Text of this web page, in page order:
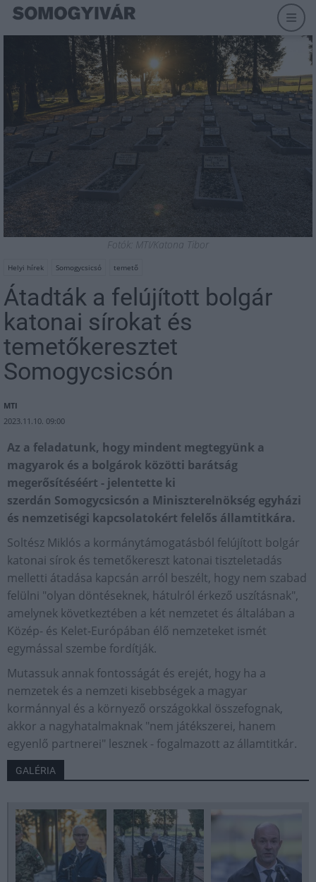
Fotók: MTI/Katona Tibor
Helyi hírek Somogycsicsó temető
Átadták a felújított bolgár
katonai sírokat és
temetőkeresztet
Somogycsicsón
MTI
2023.11.10. 09:00
Az a feladatunk, hogy mindent megtegyünk a
magyarok és a bolgárok közötti barátság
megerősítéséért - jelentette ki
szerdán Somogycsicsón a Miniszterelnökség egyházi
és nemzetiségi kapcsolatokért felelős államtitkára.
Soltész Miklós a kormánytámogatásból felújított bolgár
katonai sírok és temetőkereszt katonai tiszteletadás
melletti átadása kapcsán arról beszélt, hogy nem szabad
felülni "olyan döntéseknek, hátulról érkező uszításnak",
amelynek következtében a két nemzetet és általában a
Közép- és Kelet-Európában élő nemzeteket ismét
egymással szembe fordítják.
Mutassuk annak fontosságát és erejét, hogy ha a
nemzetek és a nemzeti kisebbségek a magyar
kormánnyal és a környező országokkal összefognak,
akkor a nagyhatalmaknak "nem játékszerei, hanem
egyenlő partnerei" lesznek - fogalmazott az államtitkár.
GALÉRIA